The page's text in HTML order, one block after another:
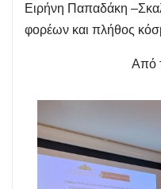
Ειρήνη Παπαδάκη
φορέων και πλήθος
Από